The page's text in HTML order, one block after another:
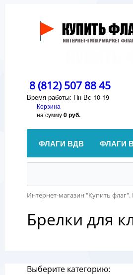
8 (812) 507 88 45
Время работы: Пн-Вс 10-19
Корзина
на сумму0 руб.
ФЛАГИ ВДВ ФЛАГИ
Интернет-магазин "Купить флаг".
Брелки для
Выберите категорию: